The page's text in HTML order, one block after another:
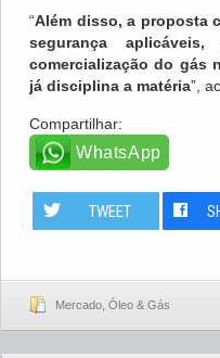
“Além disso, a proposta
segurança
comercialização do gás
já disciplina a matéria”,
Compartilhar:
WhatsApp
TWEET
Mercado Óleo & Gás